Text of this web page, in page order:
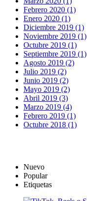
Febrero 2020 (1)
Enero 2020 (1)
Diciembre 2019 (1)
Noviembre 2019 (1)
Octubre 2019 (1)
Septiembre 2019 (1)
Agosto 2019 (2)
Julio 2019 (2)
Junio 2019 (2)
Mayo 2019 (2)
Abril 2019 (3)
Marzo 2019 (4)
Febrero 2019 (1)
Octubre 2018 (1)
Nuevo
Popular
Etiquetas